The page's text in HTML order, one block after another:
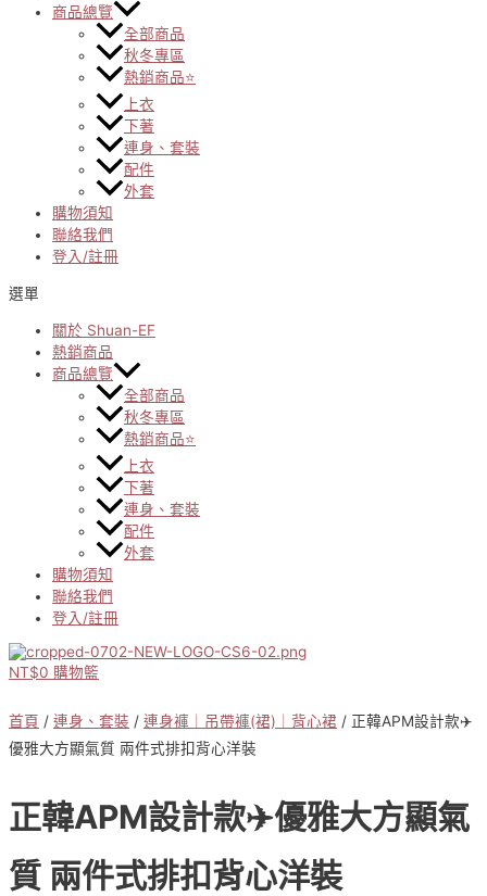
商品總覽
全部商品
秋冬專區
熱銷商品⭐
上衣
下著
連身、套裝
配件
外套
購物須知
聯絡我們
登入/註冊
選單
關於 Shuan-EF
熱銷商品
商品總覽
全部商品
秋冬專區
熱銷商品⭐
上衣
下著
連身、套裝
配件
外套
購物須知
聯絡我們
登入/註冊
NT$0 購物籃
首頁 / 連身、套裝 / 連身褲｜吊帶褲(裙)｜背心裙 / 正韓APM設計款✈️
優雅大方顯氣質 兩件式排扣背心洋裝
正韓APM設計款✈️優雅大方顯氣
質 兩件式排扣背心洋裝